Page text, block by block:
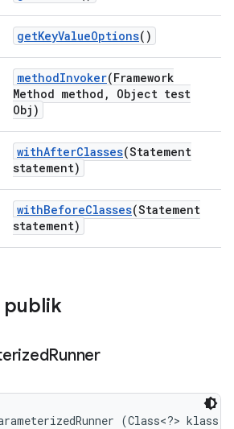
getKeyValueOptions()
methodInvoker(Framework
Method method ,
Object test
Obj)
withAfterClasses(Statement
statement)
withBeforeClasses(Statement
statement)
Runner
(Class<?> klass)